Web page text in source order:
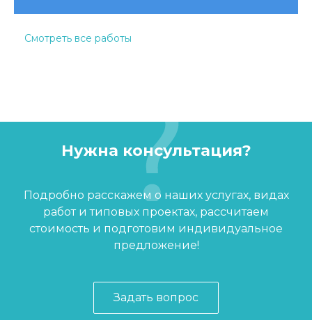
Смотреть все работы
Нужна консультация?
Подробно расскажем о наших услугах, видах
работ и типовых проектах, рассчитаем
стоимость и подготовим индивидуальное
предложение!
Задать вопрос